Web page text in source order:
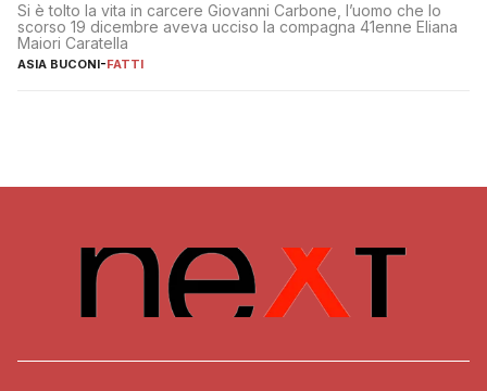
Si è tolto la vita in carcere Giovanni Carbone, l’uomo che lo
scorso 19 dicembre aveva ucciso la compagna 41enne Eliana
Maiori Caratella
ASIA BUCONI-FATTI